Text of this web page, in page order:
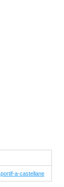
a-castellane